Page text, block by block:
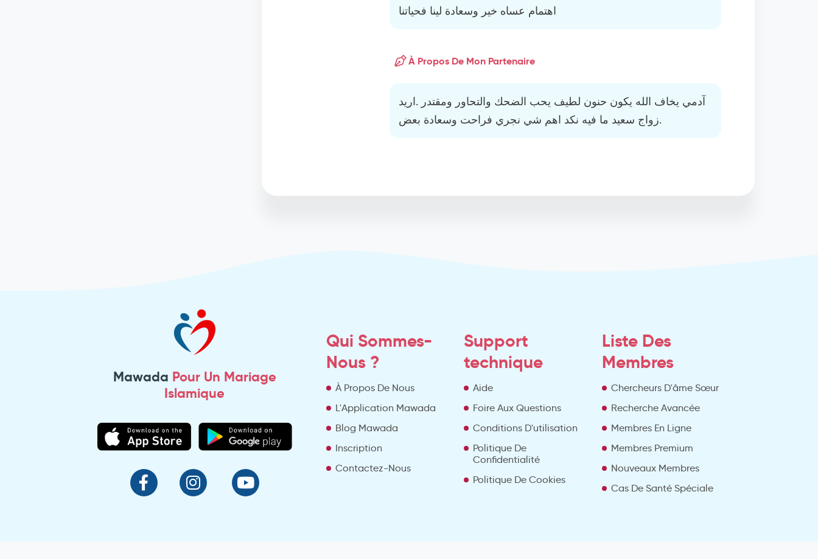
اهتمام عساه خير وسعادة لينا فحياتنا
À Propos De Mon Partenaire
آدمي يخاف الله يكون حنون لطيف يحب الضحك والتحاور ومقتدر .اريد
زواج سعيد ما فيه نكد اهم شي نجري فراحت وسعادة بعض.
Mawada Pour Un Mariage
Islamique
Qui Sommes-
Nous ?
À Propos De Nous
L'Application Mawada
Blog Mawada
Inscription
Contactez-Nous
Support
technique
Aide
Foire Aux Questions
Conditions D'utilisation
Politique De
Confidentialité
Politique De Cookies
Liste Des
Membres
Chercheurs D'âme Sœur
Recherche Avancée
Membres En Ligne
Membres Premium
Nouveaux Membres
Cas De Santé Spéciale